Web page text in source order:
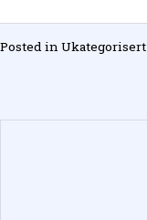
Posted inUkategorisert